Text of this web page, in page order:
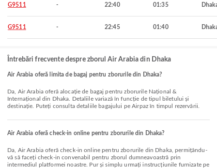
G9511 - 22:40 01:35
G9511 - 22:45 01:40
Întrebări frecvente despre zborul Air Arabia din Dhaka
Air Arabia oferă limita de bagaj pentru zborurile din Dhaka?
Da, Air Arabia oferă alocație de bagaj pentru zborurile Național &
Internațional din Dhaka. Detaliile variază în funcție de tipul biletului și
destinație. Puteți consulta detaliile bagajului pe Airpaz în timpul rezervării.
Air Arabia oferă check-in online pentru zborurile din Dhaka?
Da, Air Arabia oferă check-in online pentru zborurile din Dhaka, permițându-
vă să faceți check-in convenabil pentru zborul dumneavoastră prin
intermediul platformei noastre. Pur și simplu urmați instrucțiunile furnizate pe